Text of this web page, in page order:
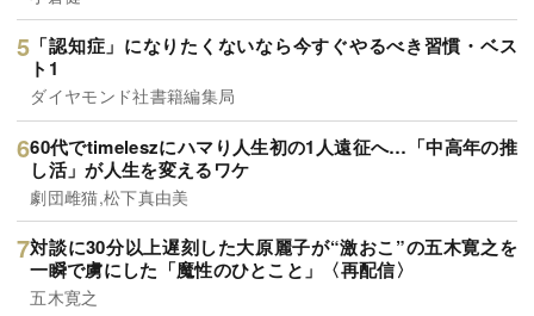
「認知症」になりたくないなら今すぐやるべき習慣・ベス
ト1
ダイヤモンド社書籍編集局
60代でtimeleszにハマり人生初の1人遠征へ…「中高年の推
し活」が人生を変えるワケ
劇団雌猫,松下真由美
対談に30分以上遅刻した大原麗子が“激おこ”の五木寛之を
一瞬で虜にした「魔性のひとこと」〈再配信〉
五木寛之